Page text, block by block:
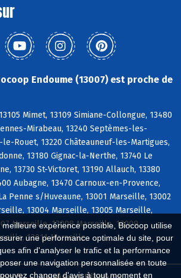
expérience possible, Biocoop utilise
une performance optimale du site, pour
afin d'analyser le trafic et la performance
une navigation personnalisée en toute
changer d'avis à tout moment en
Endoume (13007) est proche de
Mimet, 13109 Simiane-Collongue, 13480
Mirabeau, 13240 Septèmes-les-
le-Rouet, 13220 Châteauneuf-les-Martigues,
13180 Gignac-la-Nerthe, 13740 Le
13730 St-Victoret, 13190 Allauch, 13380
Aubagne, 13470 Carnoux-en-Provence,
Penne s/Huveaune, 13001 Marseille, 13002
13004 Marseille, 13005 Marseille,
Marseille, 13008 Marseille, 13009
13011 Marseille